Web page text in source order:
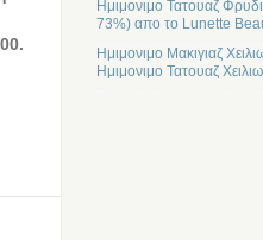
Ημιμονιμο Τατουαζ
73%) απο το Lunette
Ημιμονιμο Μακιγιαζ
Ημιμονιμο Τατουαζ